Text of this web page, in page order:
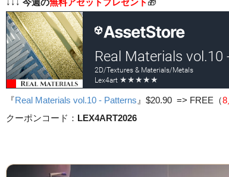
↓↓↓ 今週の無料アセットプレゼント 🎁
『Real Materials vol.10 - Patterns 』 $20.90 => FREE （8
クーポンコード： LEX4ART2026